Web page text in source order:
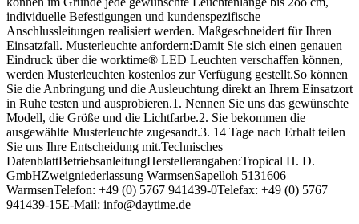
individuelle Befestigungen und kundenspezifische
Anschlussleitungen realisiert werden. Maßgeschneidert für Ihren
Einsatzfall. Musterleuchte anfordern:Damit Sie sich einen genauen
Eindruck über die worktime® LED Leuchten verschaffen können,
werden Musterleuchten kostenlos zur Verfügung gestellt.So können
Sie die Anbringung und die Ausleuchtung direkt an Ihrem Einsatzort
in Ruhe testen und ausprobieren.1. Nennen Sie uns das gewünschte
Modell, die Größe und die Lichtfarbe.2. Sie bekommen die
ausgewählte Musterleuchte zugesandt.3. 14 Tage nach Erhalt teilen
Sie uns Ihre Entscheidung mit.Technisches
DatenblattBetriebsanleitungHerstellerangaben:Tropical H. D.
GmbHZweigniederlassung WarmsenSapelloh 5131606
WarmsenTelefon: +49 (0) 5767 941439-0Telefax: +49 (0) 5767
941439-15E-Mail: info@daytime.de